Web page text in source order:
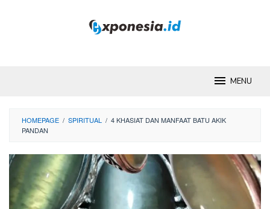
MENU
HOMEPAGE / SPIRITUAL / 4 KHASIAT DAN MANFAAT BATU AKIK
PANDAN